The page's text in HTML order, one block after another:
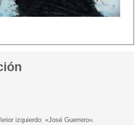
izquierdo: «José Guerrero».